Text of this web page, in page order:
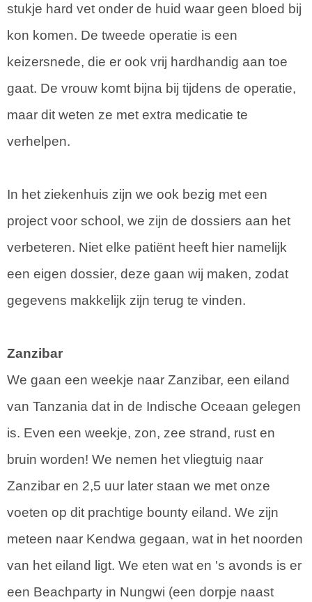
stukje hard vet onder de huid waar geen bloed bij
kon komen. De tweede operatie is een
keizersnede, die er ook vrij hardhandig aan toe
gaat. De vrouw komt bijna bij tijdens de operatie,
maar dit weten ze met extra medicatie te
verhelpen.
In het ziekenhuis zijn we ook bezig met een
project voor school, we zijn de dossiers aan het
verbeteren. Niet elke patiënt heeft hier namelijk
een eigen dossier, deze gaan wij maken, zodat
gegevens makkelijk zijn terug te vinden.
Zanzibar
We gaan een weekje naar Zanzibar, een eiland
van Tanzania dat in de Indische Oceaan gelegen
is. Even een weekje, zon, zee strand, rust en
bruin worden! We nemen het vliegtuig naar
Zanzibar en 2,5 uur later staan we met onze
voeten op dit prachtige bounty eiland. We zijn
meteen naar Kendwa gegaan, wat in het noorden
van het eiland ligt. We eten wat en 's avonds is er
een Beachparty in Nungwi (een dorpje naast